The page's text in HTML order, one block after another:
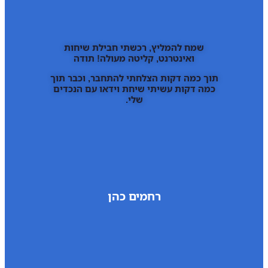
שמח להמליץ, רכשתי חבילת שיחות
ואינטרנט, קליטה מעולה! תודה
תוך כמה דקות הצלחתי להתחבר, וכבר תוך
כמה דקות עשיתי שיחת וידאו עם הנכדים
שלי.
רחמים כהן